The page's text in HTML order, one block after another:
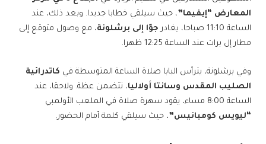
المعارض “إيفيما”، حيث سيلقي خطابا جديدا. وبعد ذلك، عند
الساعة 11:10 صباحا، يغادر
جوّا إلى برشلونة، مع وصول متوقع إلى
مطار إل برات عند الساعة 12:25 ظهرا.
وفي برشلونة، يترأس البابا صلاة الساعة المتوسطة في كاتدرائية
الصليب المقدس وسانتا أولاليا، تتضمن عظة. ولاحقا، عند
الساعة 8:00 مساء، يقود سهرة صلاة في الملعب الأولمبي
“ليويس كومبانيس”، حيث سيلقي كلمة أمام الحضور.